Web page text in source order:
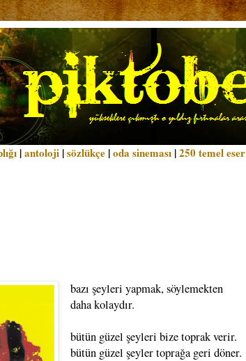
|antoloji |sözlükçe |oda sineması |250 temel eser
bazı şeyleri yapmak, söylemekten
daha kolaydır.
bütün güzel şeyleri bize toprak verir.
bütün güzel şeyler toprağa geri döner.